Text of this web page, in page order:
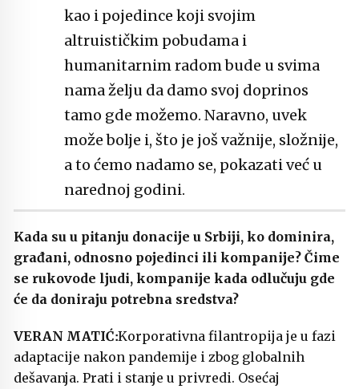
kao i pojedince koji svojim
altruističkim pobudama i
humanitarnim radom bude u svima
nama želju da damo svoj doprinos
tamo gde možemo. Naravno, uvek
može bolje i, što je još važnije, složnije,
a to ćemo nadamo se, pokazati već u
narednoj godini.
Kada su u pitanju donacije u Srbiji, ko dominira,
građani, odnosno pojedinci ili kompanije? Čime
se rukovode ljudi, kompanije kada odlučuju gde
će da doniraju potrebna sredstva?
Korporativna filantropija je u fazi
adaptacije nakon pandemije i zbog globalnih
dešavanja. Prati i stanje u privredi. Osećaj